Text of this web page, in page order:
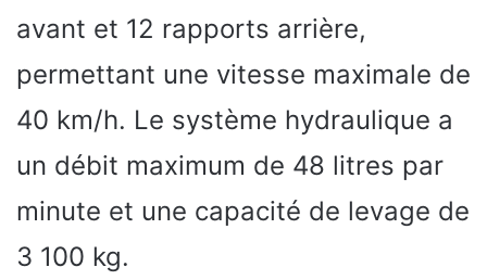
avant et 12 rapports arrière,
permettant une vitesse maximale de
40 km/h. Le système hydraulique a
un débit maximum de 48 litres par
minute et une capacité de levage de
3 100 kg.